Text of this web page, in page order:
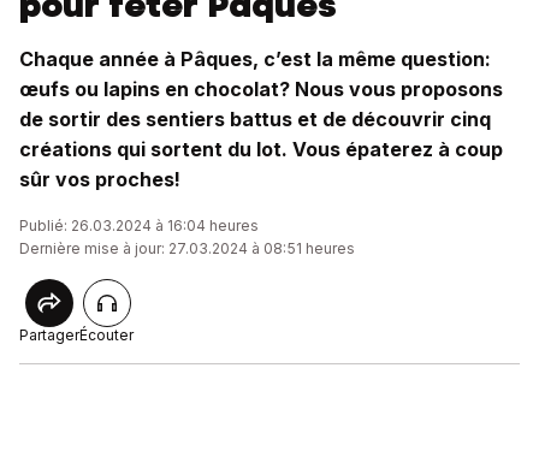
Chaque année à Pâques, c’est la même question:
œufs ou lapins en chocolat? Nous vous proposons
de sortir des sentiers battus et de découvrir cinq
créations qui sortent du lot. Vous épaterez à coup
sûr vos proches!
Publié: 26.03.2024 à 16:04 heures
Dernière mise à jour: 27.03.2024 à 08:51 heures
PartagerÉcouter